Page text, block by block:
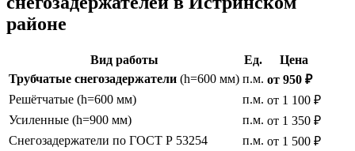
районе
Вид работы Ед.
Цена
Трубчатые снегозадержатели (h=600 мм) п.м. от 950 ₽
Решётчатые (h=600 мм)
п.м. от 1 100 ₽
Усиленные (h=900 мм)
п.м. от 1 350 ₽
Снегозадержатели по ГОСТ Р 53254
п.м. от 1 500 ₽